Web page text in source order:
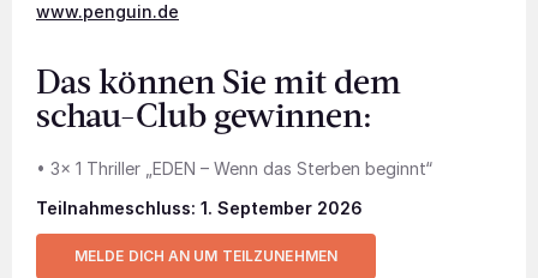
www.penguin.de
Das können Sie mit dem
schau-Club gewinnen:
• 3x 1 Thriller „EDEN – Wenn das Sterben beginnt“
Teilnahmeschluss: 1. September 2026
MELDE DICH AN UM TEILZUNEHMEN